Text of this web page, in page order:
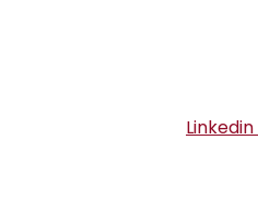
Linkedin